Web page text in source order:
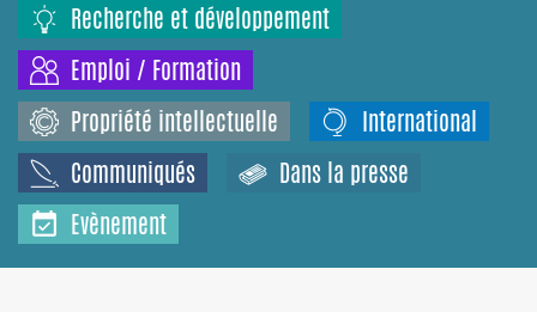
Recherche et développement
Emploi / Formation
Propriété intellectuelle
International
Communiqués
Dans la presse
Evènement